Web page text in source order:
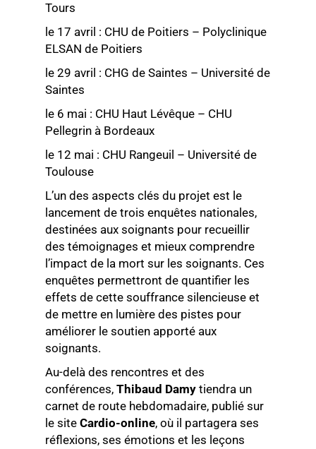
Tours
le 17 avril : CHU de Poitiers – Polyclinique
ELSAN de Poitiers
le 29 avril : CHG de Saintes – Université de
Saintes
le 6 mai : CHU Haut Lévêque – CHU
Pellegrin à Bordeaux
le 12 mai : CHU Rangeuil – Université de
Toulouse
L’un des aspects clés du projet est le
lancement de trois enquêtes nationales,
destinées aux soignants pour recueillir
des témoignages et mieux comprendre
l’impact de la mort sur les soignants. Ces
enquêtes permettront de quantifier les
effets de cette souffrance silencieuse et
de mettre en lumière des pistes pour
améliorer le soutien apporté aux
soignants.
Au-delà des rencontres et des
conférences, Thibaud Damy tiendra un
carnet de route hebdomadaire, publié sur
le site Cardio-online, où il partagera ses
réflexions, ses émotions et les leçons